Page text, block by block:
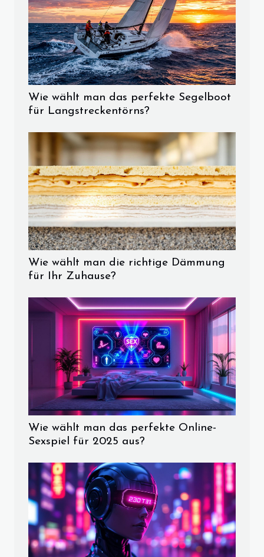
Wie wählt man das perfekte Segelboot
für Langstreckentörns?
Wie wählt man die richtige Dämmung
für Ihr Zuhause?
Wie wählt man das perfekte Online-
Sexspiel für 2025 aus?